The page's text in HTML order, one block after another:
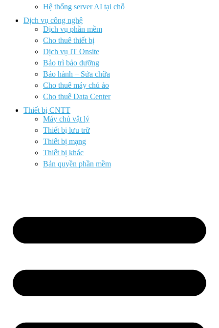
Hệ thống server AI tại chỗ
Dịch vụ công nghệ
Dịch vụ phần mềm
Cho thuê thiết bị
Dịch vụ IT Onsite
Bảo trì bảo dưỡng
Bảo hành – Sửa chữa
Cho thuê máy chủ ảo
Cho thuê Data Center
Thiết bị CNTT
Máy chủ vật lý
Thiết bị lưu trữ
Thiết bị mạng
Thiết bị khác
Bản quyền phần mềm